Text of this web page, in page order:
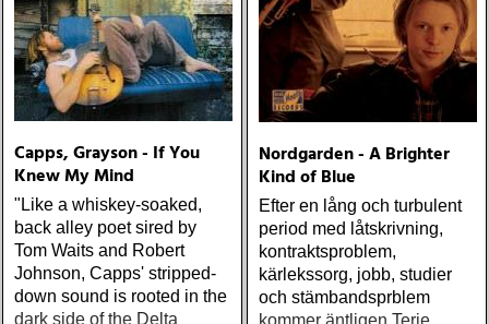
Capps, Grayson - If You
Knew My Mind
"Like a whiskey-soaked,
back alley poet sired by
Tom Waits and Robert
Johnson, Capps' stripped-
down sound is rooted in the
dark side of the Delta
Nordgarden - A Brighter
Kind of Blue
Efter en lång och turbulent
period med låtskrivning,
kontraktsproblem,
kärlekssorg, jobb, studier
och stämbandsprblem
kommer äntligen Terje